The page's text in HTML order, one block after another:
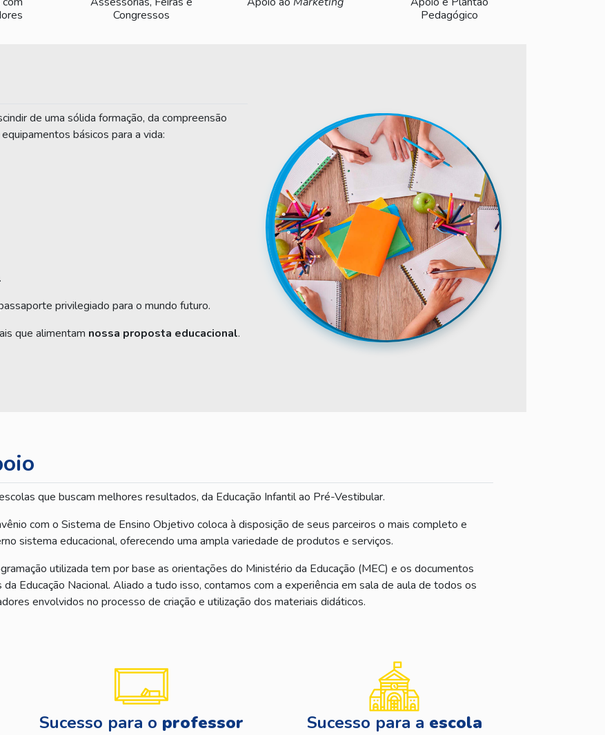
Congressos
Pedagógico
de uma sólida formação, da compreensão
básicos para a vida:
privilegiado para o mundo futuro.
que alimentam nossa proposta educacional.
que buscam melhores resultados, da Educação Infantil ao Pré-Vestibular.
com o Sistema de Ensino Objetivo coloca à disposição de seus parceiros o mais completo e
sistema educacional, oferecendo uma ampla variedade de produtos e serviços.
utilizada tem por base as orientações do Ministério da Educação (MEC) e os documentos
da Educação Nacional. Aliado a tudo isso, contamos com a experiência em sala de aula de todos os
envolvidos no processo de criação e utilização dos materiais didáticos.
Sucesso para o professor Sucesso para a escola